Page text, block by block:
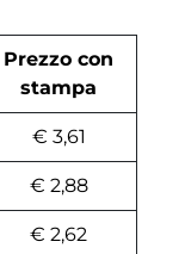
Prezzo con
stampa
€ 3,61
€ 2,88
€ 2,62